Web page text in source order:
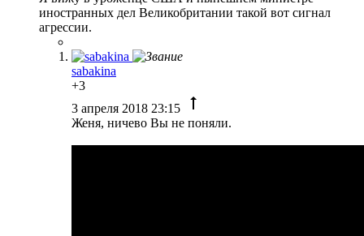
иностранных дел Великобритании такой вот сигнал
агрессии.
sabakina
+3
3 апреля 2018 23:15
Женя, ничево Вы не поняли.